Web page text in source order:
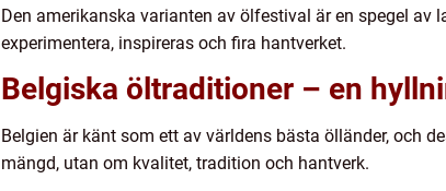
Den amerikanska varianten av ölfestival är en spegel
experimentera, inspireras och fira hantverket.
Belgiska öltraditioner – en
Belgien är känt som ett av världens bästa ölländer, och
mängd, utan om kvalitet, tradition och hantverk.